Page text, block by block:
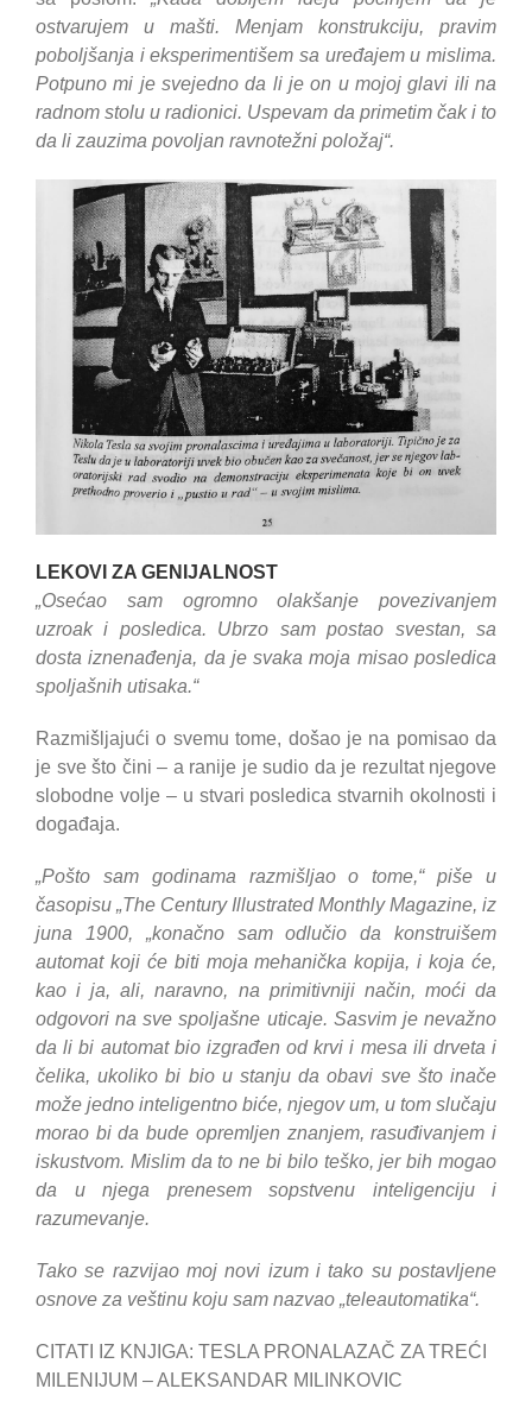
ostvarujem u mašti. Menjam konstrukciju, pravim
poboljšanja i eksperimentišem sa uređajem u mislima.
Potpuno mi je svejedno da li je on u mojoj glavi ili na
radnom stolu u radionici. Uspevam da primetim čak i to
da li zauzima povoljan ravnotežni položaj“.
LEKOVI ZA GENIJALNOST
„Osećao sam ogromno olakšanje povezivanjem
uzroak i posledica. Ubrzo sam postao svestan, sa
dosta iznenađenja, da je svaka moja misao posledica
spoljašnih utisaka.“
Razmišljajući o svemu tome, došao je na pomisao da
je sve što čini – a ranije je sudio da je rezultat njegove
slobodne volje – u stvari posledica stvarnih okolnosti i
događaja.
„Pošto sam godinama razmišljao o tome,“ piše u
časopisu „The Century Illustrated Monthly Magazine, iz
juna 1900, „konačno sam odlučio da konstruišem
automat koji će biti moja mehanička kopija, i koja će,
kao i ja, ali, naravno, na primitivniji način, moći da
odgovori na sve spoljašne uticaje. Sasvim je nevažno
da li bi automat bio izgrađen od krvi i mesa ili drveta i
čelika, ukoliko bi bio u stanju da obavi sve što inače
može jedno inteligentno biće, njegov um, u tom slučaju
morao bi da bude opremljen znanjem, rasuđivanjem i
iskustvom. Mislim da to ne bi bilo teško, jer bih mogao
da u njega prenesem sopstvenu inteligenciju i
razumevanje.
Tako se razvijao moj novi izum i tako su postavljene
osnove za veštinu koju sam nazvao „teleautomatika“.
CITATI IZ KNJIGA: TESLA PRONALAZAČ ZA TREĆI
MILENIJUM – ALEKSANDAR MILINKOVIC